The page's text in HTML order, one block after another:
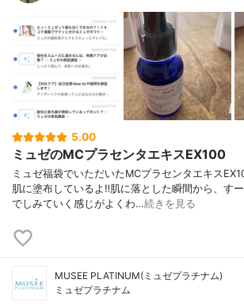
5.00
ミュゼのMCプラセンタエキスEX100
ミュゼ福袋でいただいたMCプラセンタエキス
肌に塗布しているよ‼︎肌に落とした瞬間から、す
でしみていく感じがよくわ…続きを見る
MUSEE PLATINUM(ミュゼプラチナム)
ミュゼプラチナム